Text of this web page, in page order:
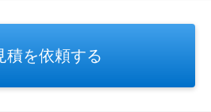
積を依頼する